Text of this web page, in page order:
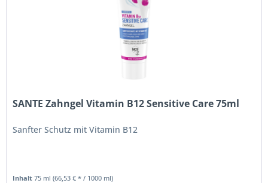
SANTE Zahngel Vitamin B12 Sensitive Care 75ml
Sanfter Schutz mit Vitamin B12
Inhalt75 ml(66,53 € * / 1000 ml)